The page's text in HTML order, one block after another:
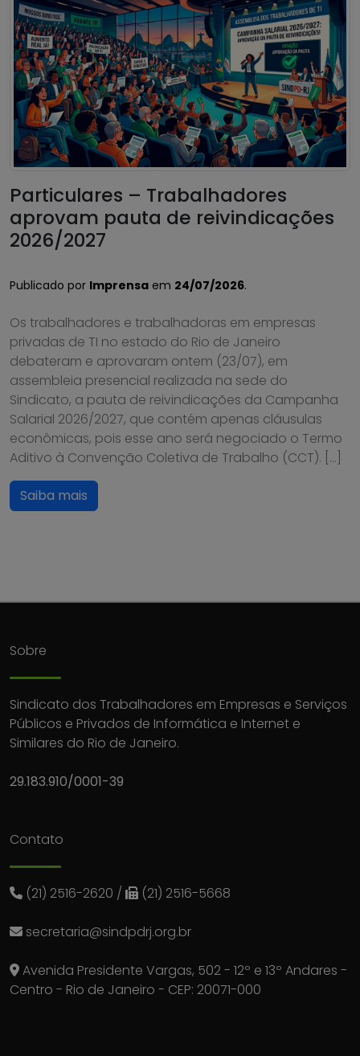
Particulares – Trabalhadores
aprovam pauta de reivindicações
2026/2027
Publicado por Imprensa em 24/07/2026.
Os trabalhadores e trabalhadoras em empresas
privadas de TI no estado do Rio de Janeiro
debateram e aprovaram ontem (23/07), em
assembleia presencial realizada na sede do
Sindicato, a pauta de reivindicações da Campanha
Salarial 2026/2027, que contém apenas cláusulas
econômicas, pois esse ano será negociado o Termo
Aditivo à Convenção Coletiva de Trabalho (CCT). […]
Saiba mais
Sobre
Sindicato dos Trabalhadores em Empresas e Serviços
Públicos e Privados de Informática e Internet e
Similares do Rio de Janeiro.
29.183.910/0001-39
Contato
(21) 2516-2620 / (21) 2516-5668
secretaria@sindpdrj.org.br
Avenida Presidente Vargas, 502 - 12º e 13º Andares -
Centro - Rio de Janeiro - CEP: 20071-000